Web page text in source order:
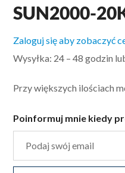
SUN2000-
Zaloguj się aby zobaczyć
Wysyłka: 24 – 48 godzin
Przy większych ilościach
Poinformuj mnie kiedy